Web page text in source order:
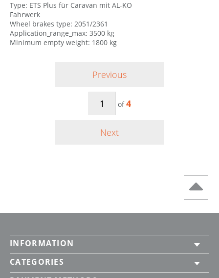
Type: ETS Plus für Caravan mit AL-KO
Fahrwerk
Wheel brakes type: 2051/2361
Application_range_max: 3500 kg
Minimum empty weight: 1800 kg
Previous
of 4
Next
INFORMATION
CATEGORIES